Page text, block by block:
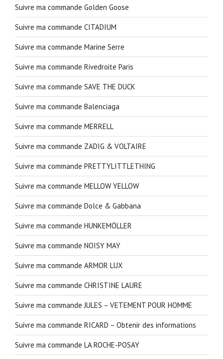
Suivre ma commande Golden Goose
Suivre ma commande CITADIUM
Suivre ma commande Marine Serre
Suivre ma commande Rivedroite Paris
Suivre ma commande SAVE THE DUCK
Suivre ma commande Balenciaga
Suivre ma commande MERRELL
Suivre ma commande ZADIG & VOLTAIRE
Suivre ma commande PRETTYLITTLETHING
Suivre ma commande MELLOW YELLOW
Suivre ma commande Dolce & Gabbana
Suivre ma commande HUNKEMÖLLER
Suivre ma commande NOISY MAY
Suivre ma commande ARMOR LUX
Suivre ma commande CHRISTINE LAURE
Suivre ma commande JULES – VETEMENT POUR HOMME
Suivre ma commande RICARD – Obtenir des informations
Suivre ma commande LA ROCHE-POSAY